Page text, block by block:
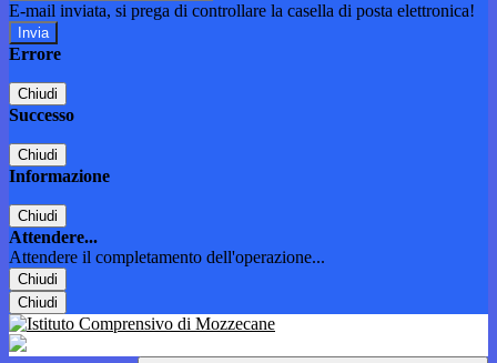
E-mail inviata, si prega di controllare la casella di posta elettronica!
Errore
Chiudi
Successo
Chiudi
Informazione
Chiudi
Attendere...
Attendere il completamento dell'operazione...
Chiudi
Chiudi